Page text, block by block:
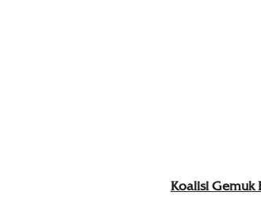
Koalisi Gemuk